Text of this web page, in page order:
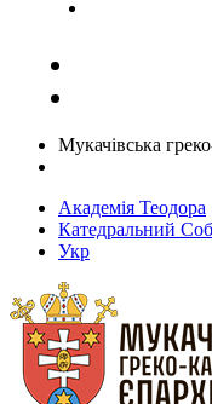
Мукачівська
Академія Теодора
Катедральний
Укр